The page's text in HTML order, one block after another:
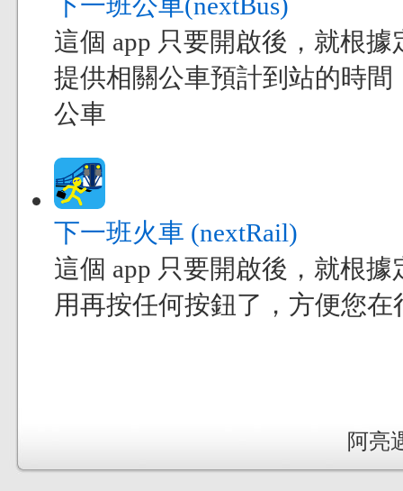
這個 app 只要開啟後，就根
提供相關公車預計到站的時
公車
下一班火車 (nextRail)
這個 app 只要開啟後，就根
用再按任何按鈕了，方便您
阿亮